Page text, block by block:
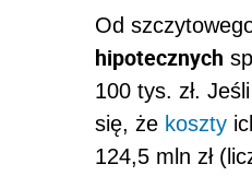
Od
hipotecznych
100 tys. zł.
się, że koszty
124,5 mln zł